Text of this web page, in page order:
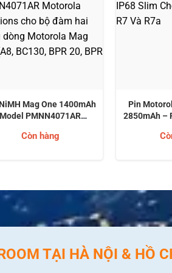
Mag One 1400mAh
Model PMNN4071AR
hai chiều dòng Motorola
Còn hàng
Pin
2850mAh –
TẠI HÀ NỘI & HỒ